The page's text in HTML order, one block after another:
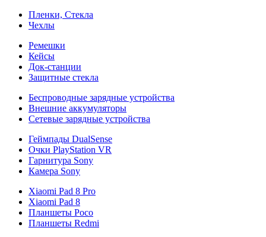
Пленки, Стекла
Чехлы
Ремешки
Кейсы
Док-станции
Защитные стекла
Беспроводные зарядные устройства
Внешние аккумуляторы
Сетевые зарядные устройства
Геймпады DualSense
Очки PlayStation VR
Гарнитура Sony
Камера Sony
Xiaomi Pad 8 Pro
Xiaomi Pad 8
Планшеты Poco
Планшеты Redmi